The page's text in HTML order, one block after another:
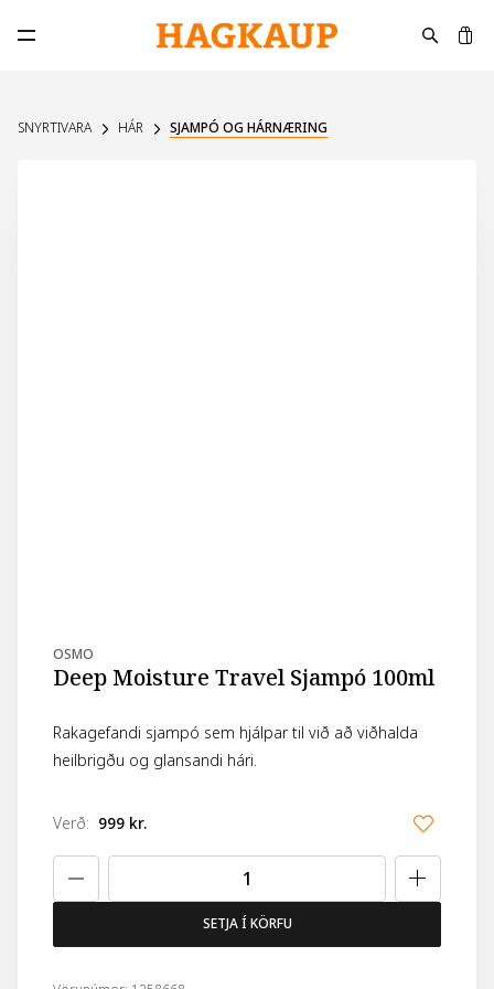
Opna aðalvalmynd
SNYRTIVARA HÁR SJAMPÓ OG HÁRNÆRING
OSMO
Deep Moisture Travel Sjampó 100ml
Rakagefandi sjampó sem hjálpar til við að viðhalda
heilbrigðu og glansandi hári.
Verð: 999 kr.
SETJA Í KÖRFU